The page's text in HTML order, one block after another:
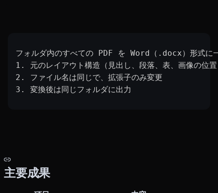
フォルダ内のすべての PDF を Word（.docx）形式に
1. 元のレイアウト構造（見出し、段落、表、画像の位
2. ファイル名は同じで、拡張子のみ変更
3. 変換後は同じフォルダに出力
主要成果